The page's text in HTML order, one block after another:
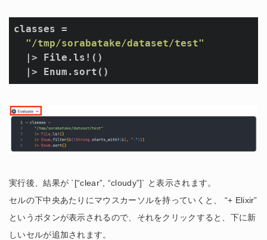
classes =
"/tmp/sorabatake/dataset/test"
  |> File.ls!()
  |> Enum.sort()
実行後、結果が `[“clear”, “cloudy”]` と表示されます。
セルの下中央あたりにマウスカーソルを持っていくと、 “+ Elixir”
というボタンが表示されるので、それをクリックすると、下に新
しいセルが追加されます。